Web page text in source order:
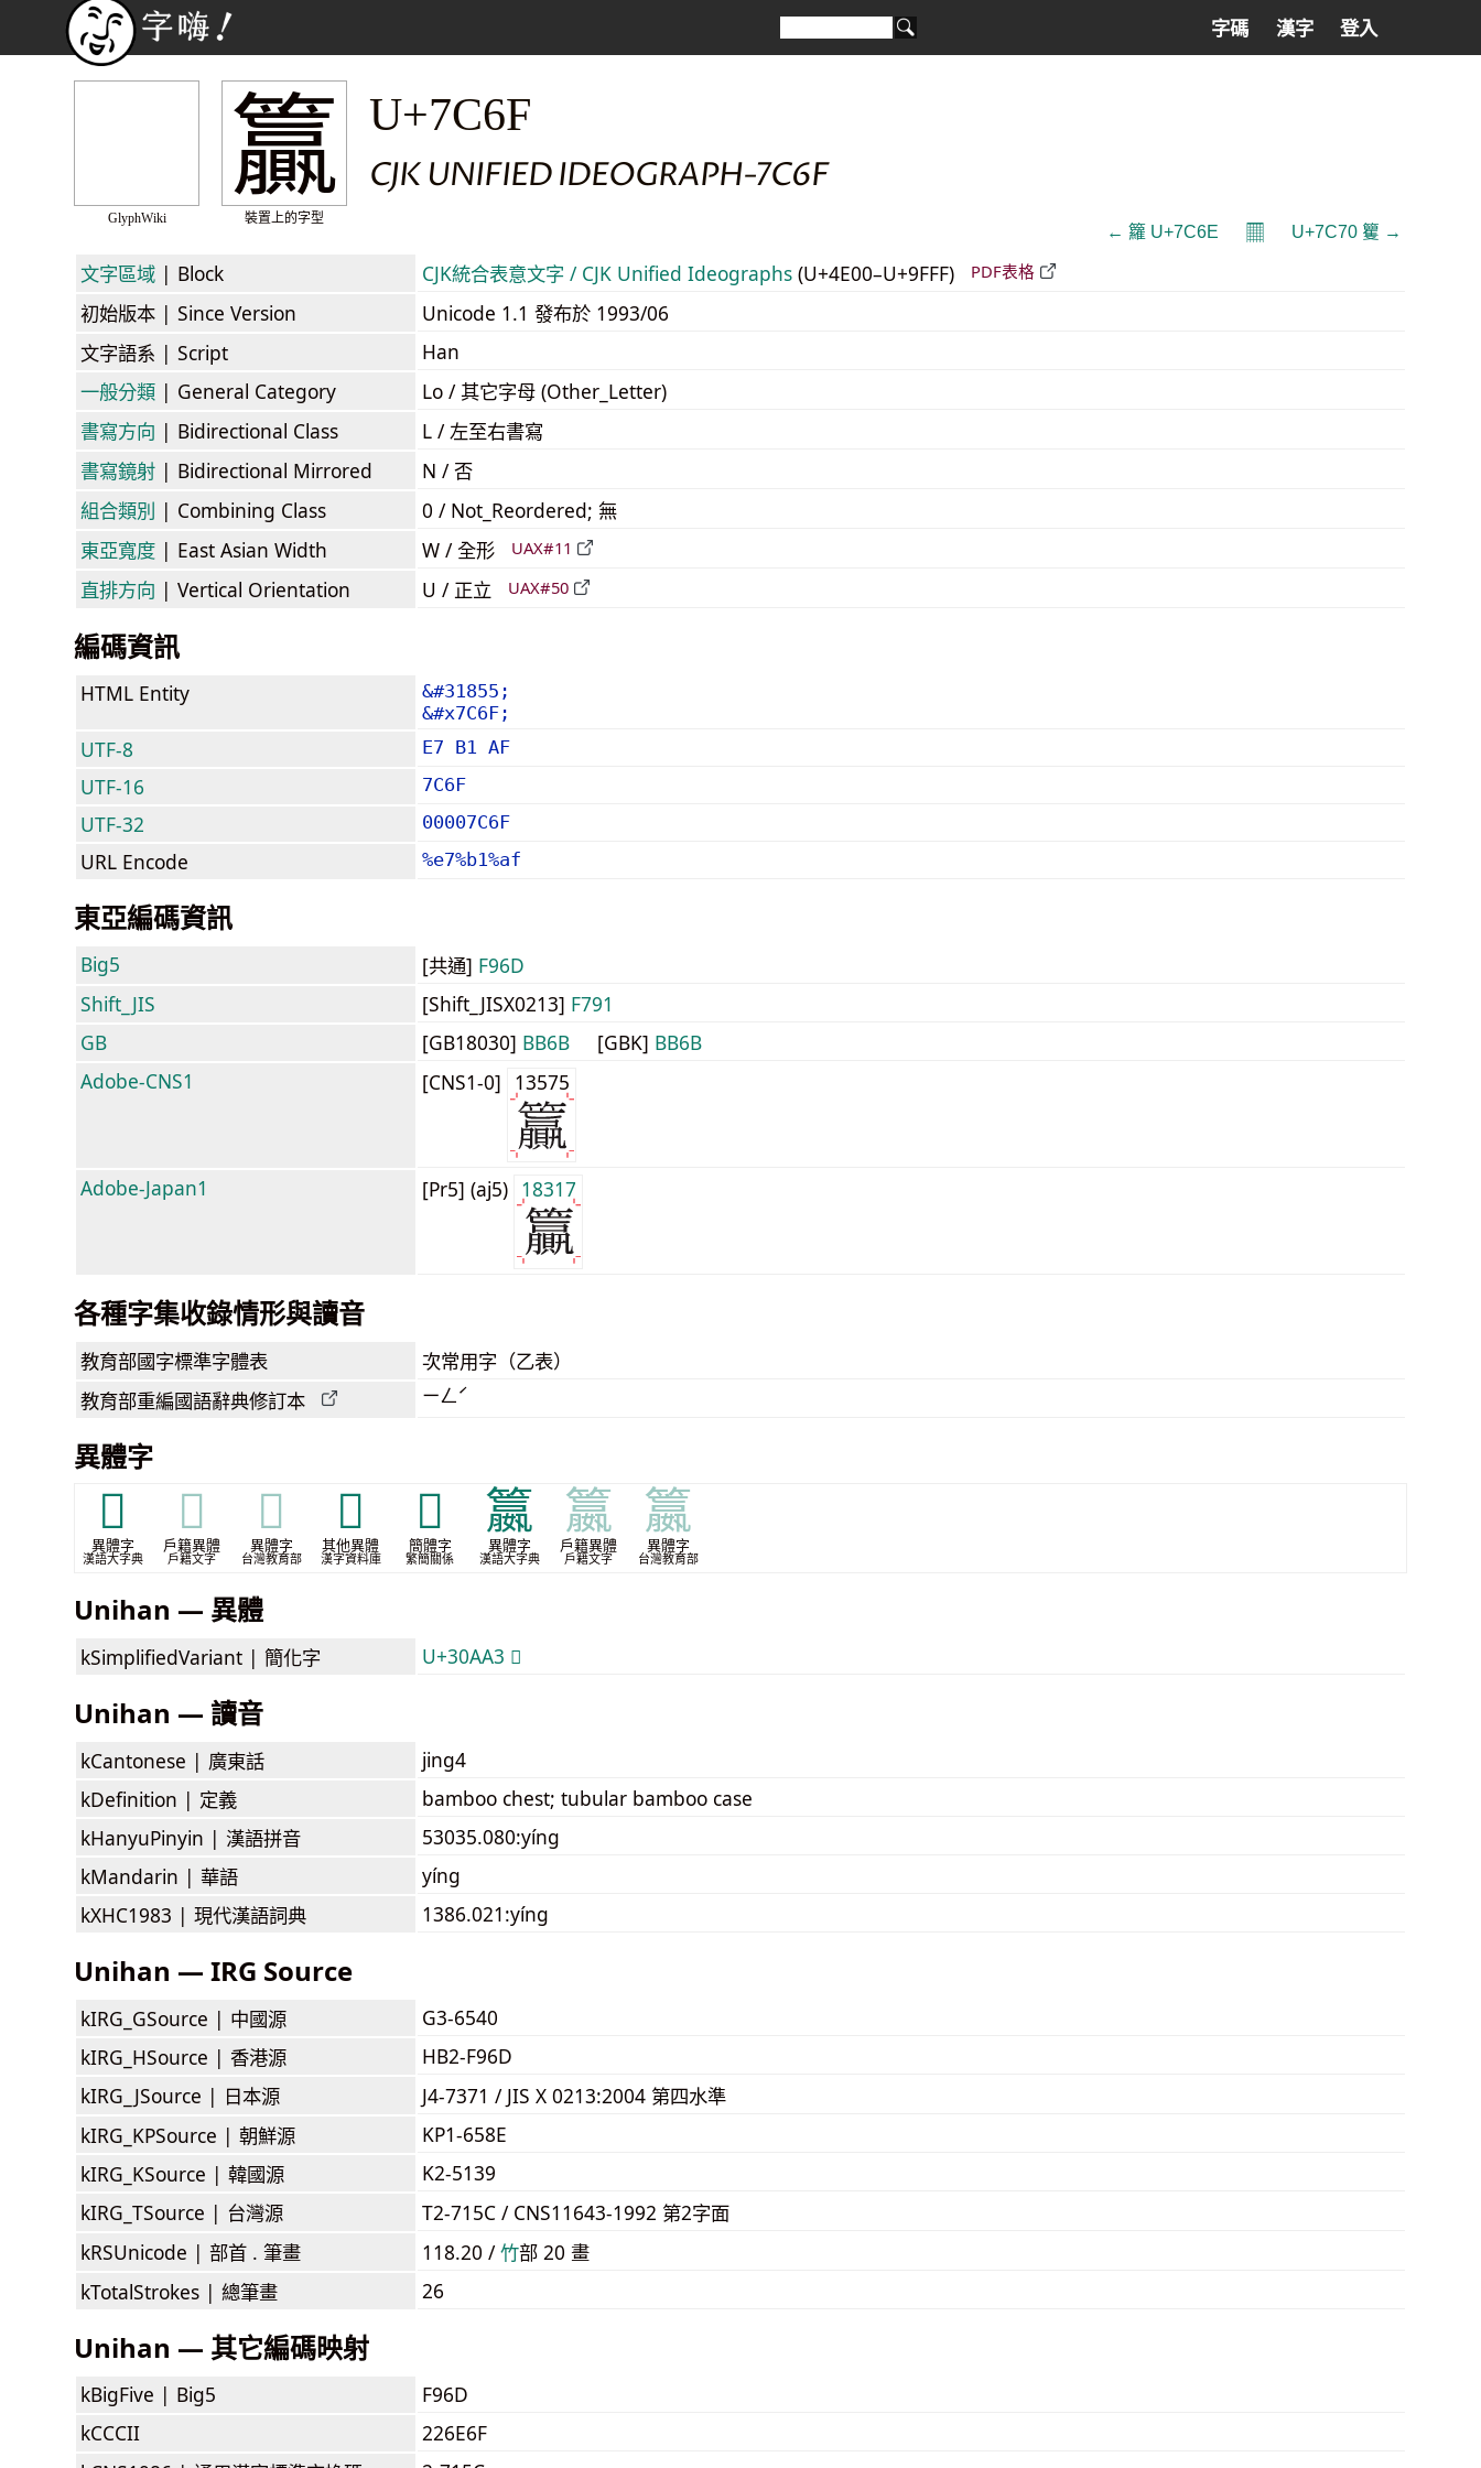
字碼 漢字 登入
GlyphWiki
籯
裝置上的字型
U+7C6F
CJK UNIFIED IDEOGRAPH-7C6F
← 籮 U+7C6E 𝄜 U+7C70 籰 →
文字區域 | Block CJK統合表意文字 / CJK Unified Ideographs (U+4E00–U+9FFF) PDF表格
初始版本 | Since Version
Unicode 1.1 發布於 1993/06
文字語系 | Script
Han
一般分類 | General Category
Lo / 其它字母 (Other_Letter)
書寫方向 | Bidirectional Class
L / 左至右書寫
書寫鏡射 | Bidirectional Mirrored
N / 否
組合類別 | Combining Class
0 / Not_Reordered; 無
東亞寬度 | East Asian Width W / 全形 UAX#11
直排方向 | Vertical Orientation U / 正立 UAX#50
編碼資訊
HTML Entity
&#31855;
&#x7C6F;
UTF-8 E7 B1 AF
UTF-16 7C6F
UTF-32 00007C6F
URL Encode %e7%b1%af
東亞編碼資訊
Big5 [共通] F96D
Shift_JIS
[Shift_JISX0213] F791
GB
[GB18030] BB6B [GBK] BB6B
Adobe-CNS1
[CNS1-0] 13575
Adobe-Japan1 [Pr5] (aj5) 18317
各種字集收錄情形與讀音
教育部國字標準字體表 次常用字（乙表）
教育部重編國語辭典修訂本 ㄧㄥˊ
異體字
𥯰
異體字
漢語大字典
𥯰
戶籍異體
戶籍文字
𥯰
異體字
台灣教育部
𬖊
其他異體
漢字資料庫
𰪣
簡體字
繁簡關係
籝
異體字
漢語大字典
籝
戶籍異體
戶籍文字
籝
異體字
台灣教育部
Unihan — 異體
kSimplifiedVariant | 簡化字 U+30AA3 𰪣
Unihan — 讀音
kCantonese | 廣東話
jing4
kDefinition | 定義
bamboo chest; tubular bamboo case
kHanyuPinyin | 漢語拼音
53035.080:yíng
kMandarin | 華語
yíng
kXHC1983 | 現代漢語詞典 1386.021:yíng
Unihan — IRG Source
kIRG_GSource | 中國源
G3-6540
kIRG_HSource | 香港源
HB2-F96D
kIRG_JSource | 日本源
J4-7371 / JIS X 0213:2004 第四水準
kIRG_KPSource | 朝鮮源
KP1-658E
kIRG_KSource | 韓國源
K2-5139
kIRG_TSource | 台灣源
T2-715C / CNS11643-1992 第2字面
kRSUnicode | 部首 . 筆畫 118.20 /⽵部 20 畫
kTotalStrokes | 總筆畫 26
Unihan — 其它編碼映射
kBigFive | Big5
F96D
kCCCII
226E6F